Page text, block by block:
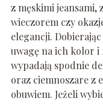
z męskimi jeansami,
wieczorem czy
elegancji.
uwagę na ich kolor
wypadają spodnie
oraz ciemnoszare z
obuwiem. Jeżeli